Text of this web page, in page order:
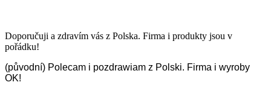
Doporučuji a zdravím vás z Polska. Firma i produkty jsou v
pořádku!
(původní) Polecam i pozdrawiam z Polski. Firma i wyroby
OK!